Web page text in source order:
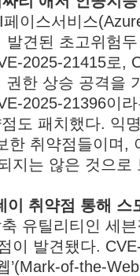
이스서비스
발견된 초고위험
2025-21415로,
권한 상승 공격을
2025-21396이
도 패치했다. 익
한 취약점들이며,
지는 않은 것으로
이 취약점 통해 스
유틸리티인 세븐
이 발견됐다.
’(Mark-of-the-